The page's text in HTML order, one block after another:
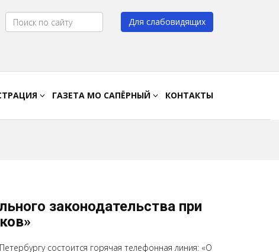
Цвет:A A A A
Для слабовидящих
ГАЗЕТА МО САПЁРНЫЙ КОНТАКТЫ
законодательства при
состоится горячая телефонная линия: «О